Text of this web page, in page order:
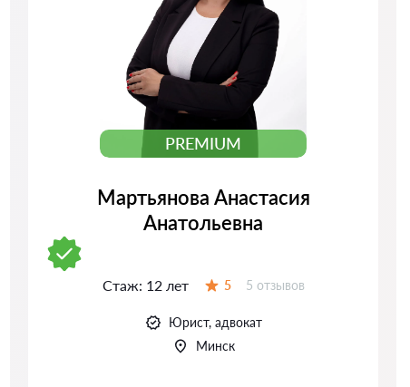
PREMIUM
Мартьянова Анастасия
Анатольевна
Стаж: 12 лет 5 Отзывов:
5 отзывов
Юрист, адвокат
Минск